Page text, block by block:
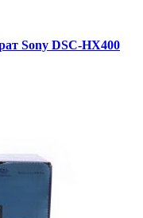
Sony DSC-HX400